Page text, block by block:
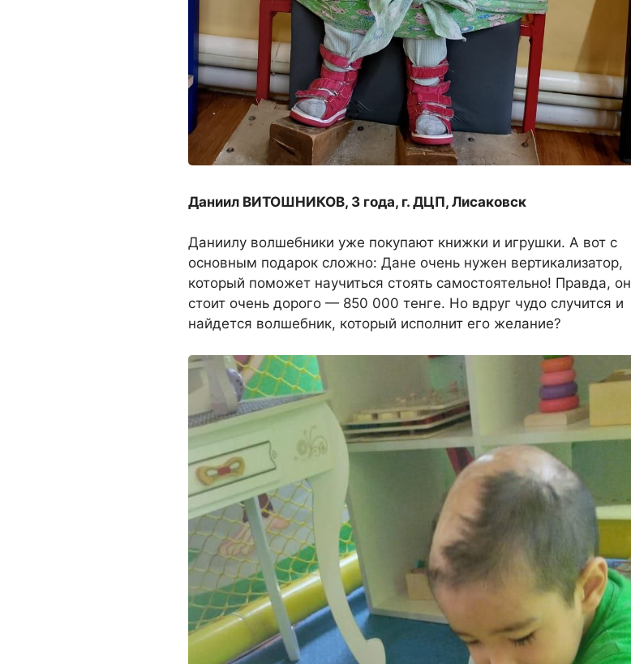
Даниил ВИТОШНИКОВ, 3 года, г. ДЦП, Лисаковск
Даниилу волшебники уже покупают книжки и игрушки. А вот с
основным подарок сложно: Дане очень нужен вертикализатор,
который поможет научиться стоять самостоятельно! Правда, он
стоит очень дорого — 850 000 тенге. Но вдруг чудо случится и
найдется волшебник, который исполнит его желание?